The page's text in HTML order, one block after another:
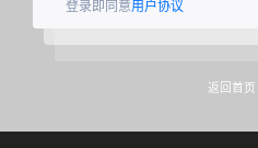
登录即同意用户协议
返回首页